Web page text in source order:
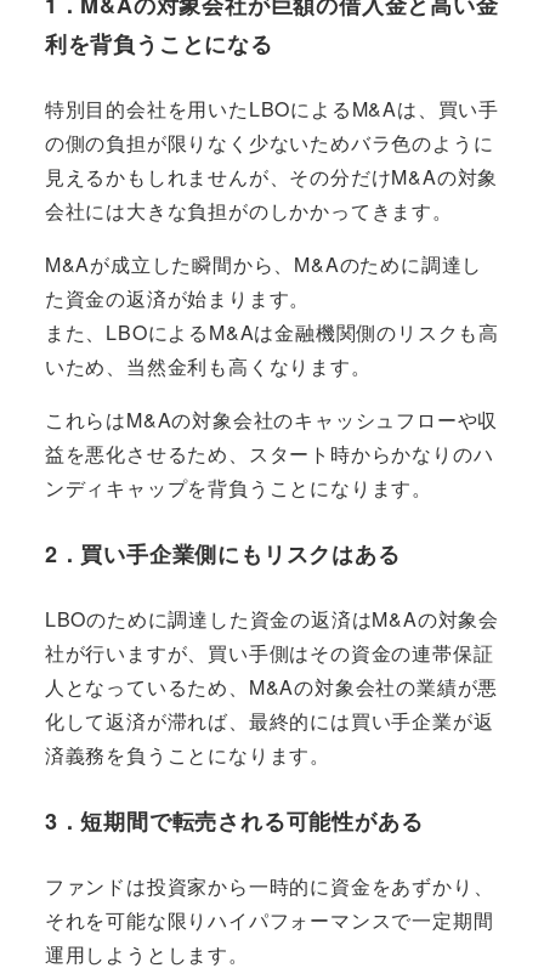
利を背負うことになる
特別目的会社を用いたLBOによるM&Aは、買い手
の側の負担が限りなく少ないためバラ色のように
見えるかもしれませんが、その分だけM&Aの対象
会社には大きな負担がのしかかってきます。
M&Aが成立した瞬間から、 M&Aのために調達し
た資金の返済が始まります。
また、 LBOによるM&Aは金融機関側のリスクも高
いため、当然金利も高く なります。
これらはM&Aの対象会社のキャッシュフローや収
益を悪化させるため、スタート時からかなりのハ
ンディキャップを背負うことになります。
2．買い手企業側にもリスクはある
LBOのために調達した資金の返済はM&Aの対象会
社が行いますが、 買い手側はその資金の連帯保証
人 となっているため、M&Aの対象会社の業績が悪
化して返済が滞れば、最終的には買い手企業が返
済義務を負うことになります。
3．短期間で転売される可能性がある
ファンドは投資家から一時的に資金をあずかり、
それを可能な限りハイパフォーマンスで一定期間
運用しようとします。